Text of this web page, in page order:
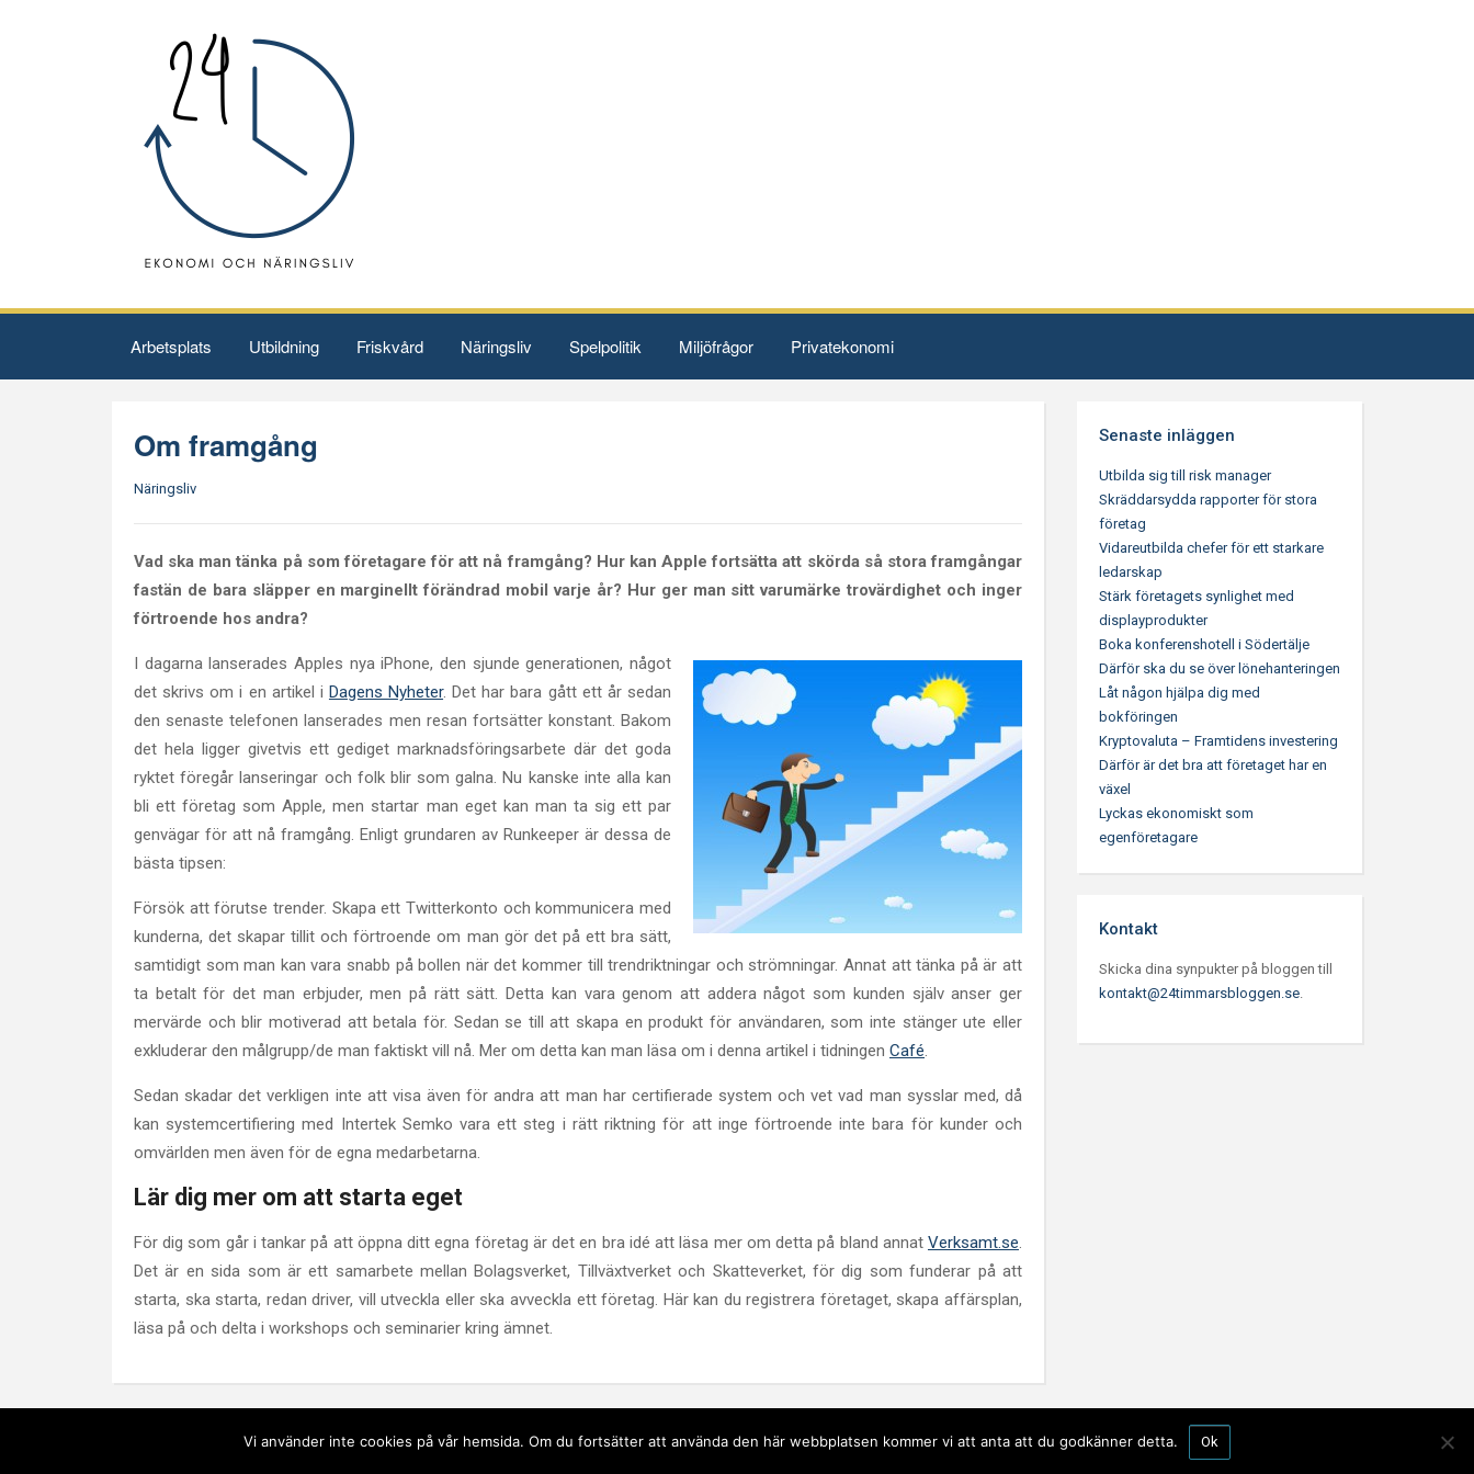
Arbetsplats Utbildning Friskvård Näringsliv Spelpolitik Miljöfrågor Privatekonomi
Om framgång
Näringsliv
Vad ska man tänka på som företagare för att nå framgång? Hur kan Apple fortsätta att skörda så stora framgångar
fastän de bara släpper en marginellt förändrad mobil varje år? Hur ger man sitt varumärke trovärdighet och inger
förtroende hos andra?
I dagarna lanserades Apples nya iPhone, den sjunde generationen, något
det skrivs om i en artikel i Dagens Nyheter. Det har bara gått ett år sedan
den senaste telefonen lanserades men resan fortsätter konstant. Bakom
det hela ligger givetvis ett gediget marknadsföringsarbete där det goda
ryktet föregår lanseringar och folk blir som galna. Nu kanske inte alla kan
bli ett företag som Apple, men startar man eget kan man ta sig ett par
genvägar för att nå framgång. Enligt grundaren av Runkeeper är dessa de
bästa tipsen:
Försök att förutse trender. Skapa ett Twitterkonto och kommunicera med
kunderna, det skapar tillit och förtroende om man gör det på ett bra sätt,
samtidigt som man kan vara snabb på bollen när det kommer till trendriktningar och strömningar. Annat att tänka på är att
ta betalt för det man erbjuder, men på rätt sätt. Detta kan vara genom att addera något som kunden själv anser ger
mervärde och blir motiverad att betala för. Sedan se till att skapa en produkt för användaren, som inte stänger ute eller
exkluderar den målgrupp/de man faktiskt vill nå. Mer om detta kan man läsa om i denna artikel i tidningen Café.
Sedan skadar det verkligen inte att visa även för andra att man har certifierade system och vet vad man sysslar med, då
kan systemcertifiering med Intertek Semko vara ett steg i rätt riktning för att inge förtroende inte bara för kunder och
omvärlden men även för de egna medarbetarna.
Lär dig mer om att starta eget
För dig som går i tankar på att öppna ditt egna företag är det en bra idé att läsa mer om detta på bland annat Verksamt.se.
Det är en sida som är ett samarbete mellan Bolagsverket, Tillväxtverket och Skatteverket, för dig som funderar på att
starta, ska starta, redan driver, vill utveckla eller ska avveckla ett företag. Här kan du registrera företaget, skapa affärsplan,
läsa på och delta i workshops och seminarier kring ämnet.
Senaste inläggen
Utbilda sig till risk manager
Skräddarsydda rapporter för stora
företag
Vidareutbilda chefer för ett starkare
ledarskap
Stärk företagets synlighet med
displayprodukter
Boka konferenshotell i Södertälje
Därför ska du se över lönehanteringen
Låt någon hjälpa dig med
bokföringen
Kryptovaluta – Framtidens investering
Därför är det bra att företaget har en
växel
Lyckas ekonomiskt som
egenföretagare
Kontakt
Skicka dina synpukter på bloggen till
kontakt@24timmarsbloggen.se.
Vi använder inte cookies på vår hemsida. Om du fortsätter att använda den här webbplatsen kommer vi att anta att du godkänner detta. Ok